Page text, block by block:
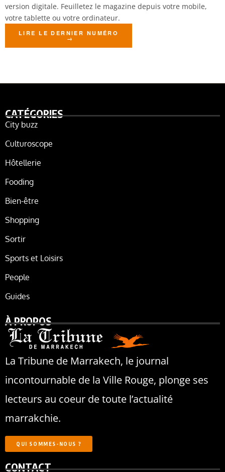
version digitale. Feuilletez le magazine depuis votre mobile,
votre tablette ou votre ordinateur.
LIRE LE DERNIER NUMÉRO
CATÉGORIES
City buzz
Culturoscope
Hôtellerie
Fooding
Bien-être
Shopping
Sortir
Sports et Loisirs
People
Guides
À PROPOS
La Tribune de Marrakech, le journal
incontournable de la Ville Rouge, plonge ses
lecteurs au coeur de toute l’actualité
marrakchie.
QUI SOMMES-NOUS ?
CONTACT